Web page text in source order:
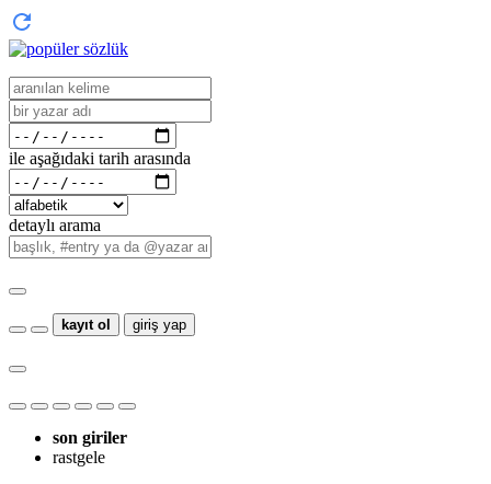
ile aşağıdaki tarih arasında
detaylı arama
kayıt ol giriş yap
son giriler
rastgele